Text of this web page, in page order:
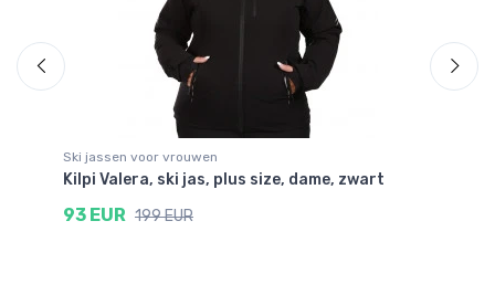
Ski jassen voor vrouwen
Kilpi Valera, ski jas, plus size, dame, zwart
93 EUR 199 EUR